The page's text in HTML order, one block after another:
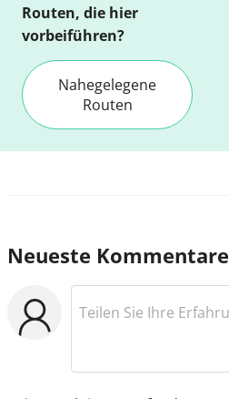
Routen, die hier
vorbeiführen?
Nahegelegene
Routen
Neueste Kommentare